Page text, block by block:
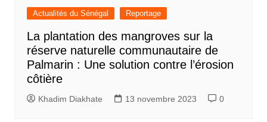
Actualités du Sénégal Reportage
La plantation des mangroves sur la
réserve naturelle communautaire de
Palmarin : Une solution contre l’érosion
côtière
Khadim Diakhate 13 novembre 2023 0